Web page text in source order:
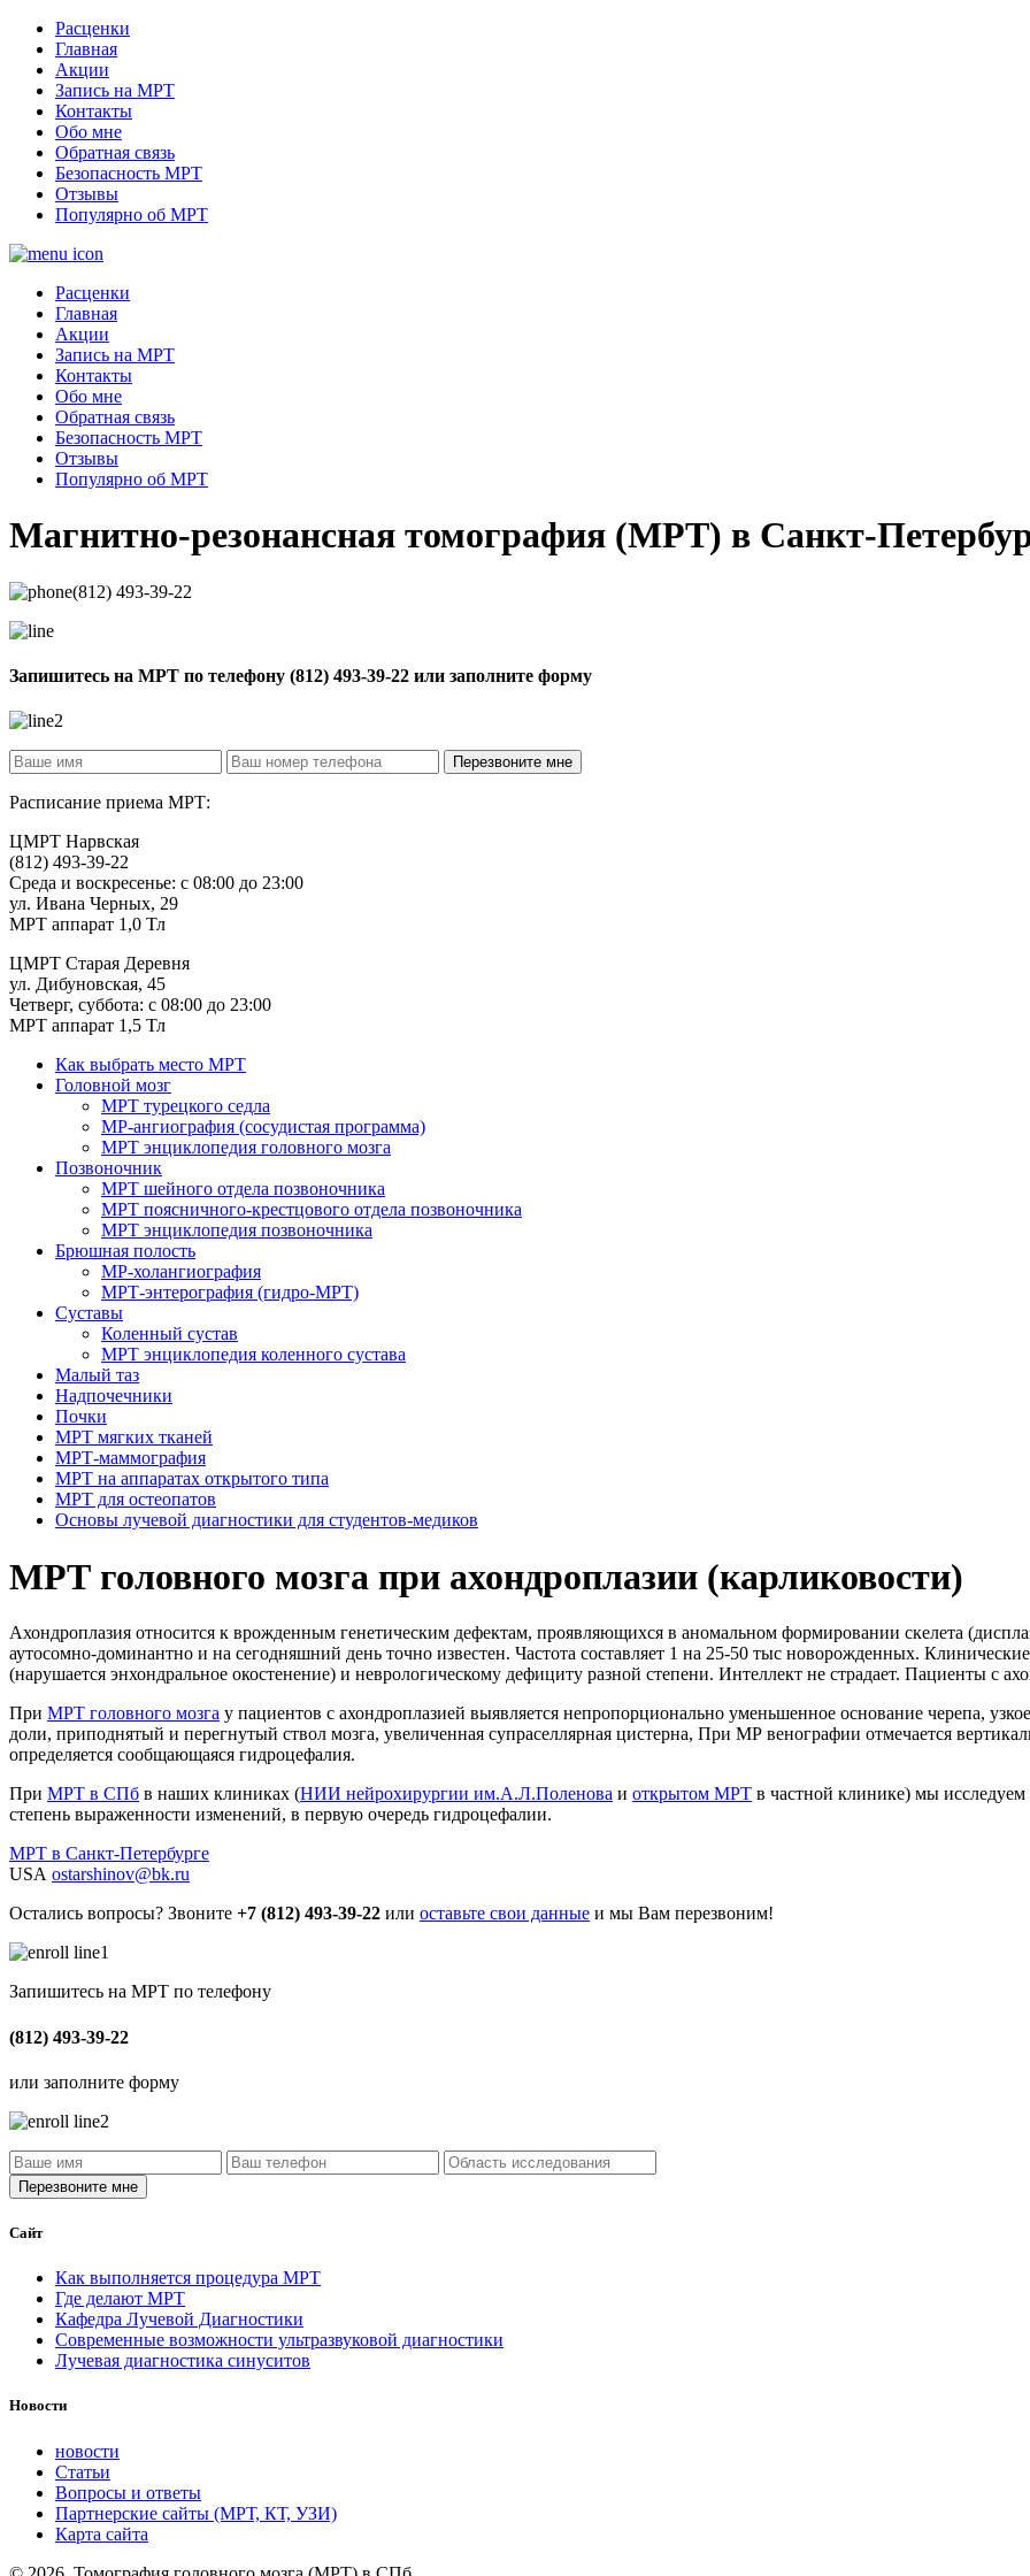
Расценки
Главная
Акции
Запись на МРТ
Контакты
Обо мне
Обратная связь
Безопасность МРТ
Отзывы
Популярно об МРТ
Расценки
Главная
Акции
Запись на МРТ
Контакты
Обо мне
Обратная связь
Безопасность МРТ
Отзывы
Популярно об МРТ
Магнитно-резонансная томография (МРТ) в Санкт-
(812) 493-39-22
Запишитесь на МРТ по телефону (812) 493-39-22 или заполните форму
Расписание приема МРТ:
ЦМРТ Нарвская
(812) 493-39-22
Среда и воскресенье: с 08:00 до 23:00
ул. Ивана Черных, 29
МРТ аппарат 1,0 Тл
ЦМРТ Старая Деревня
ул. Дибуновская, 45
Четверг, суббота: с 08:00 до 23:00
МРТ аппарат 1,5 Тл
Как выбрать место МРТ
Головной мозг
МРТ турецкого седла
МР-ангиография (сосудистая программа)
МРТ энциклопедия головного мозга
Позвоночник
МРТ шейного отдела позвоночника
МРТ поясничного-крестцового отдела позвоночника
МРТ энциклопедия позвоночника
Брюшная полость
МР-холангиография
МРТ-энтерография (гидро-МРТ)
Суставы
Коленный сустав
МРТ энциклопедия коленного сустава
Малый таз
Надпочечники
Почки
МРТ мягких тканей
МРТ-маммография
МРТ на аппаратах открытого типа
МРТ для остеопатов
Основы лучевой диагностики для студентов-медиков
МРТ головного мозга при ахондроплазии (карликовости)
Ахондроплазия относится к врожденным генетическим дефектам, проявляющихся в аномальном формировании скелета
аутосомно-доминантно и на сегодняшний день точно известен. Частота составляет 1 на 25-50 тыс новорожденных.
(нарушается энхондральное окостенение) и неврологическому дефициту разной степени. Интеллект не страдает. Пациенты с
При МРТ головного мозга у пациентов с ахондроплазией выявляется непропорционально уменьшенное основание черепа,
доли, приподнятый и перегнутый ствол мозга, увеличенная супраселлярная цистерна, При МР венографии отмечается
определяется сообщающаяся гидроцефалия.
При МРТ в СПб в наших клиниках (НИИ нейрохирургии им.А.Л.Поленова и открытом МРТ в частной клинике) мы
степень выраженности изменений, в первую очередь гидроцефалии.
МРТ в Санкт-Петербурге
USA ostarshinov@bk.ru
Остались вопросы? Звоните +7 (812) 493-39-22 или оставьте свои данные и мы Вам перезвоним!
Запишитесь на МРТ по телефону
(812) 493-39-22
или заполните форму
Сайт
Как выполняется процедура МРТ
Где делают МРТ
Кафедра Лучевой Диагностики
Современные возможности ультразвуковой диагностики
Лучевая диагностика синуситов
Новости
новости
Статьи
Вопросы и ответы
Партнерские сайты (МРТ, КТ, УЗИ)
Карта сайта